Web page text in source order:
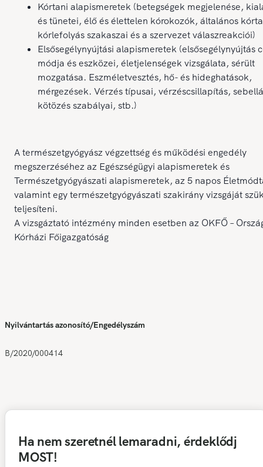
Kórtani alapismeretek (betegségek megjelenése,
és tünetei, élő és élettelen kórokozók, általános
kórlefolyás szakaszai és a szervezet válaszreakciói)
Elsősegélynyújtási alapismeretek (elsősegélynyújtás
módja és eszközei, életjelenségek vizsgálata, sérült
mozgatása. Eszméletvesztés, hő- és hideghatások,
mérgezések. Vérzés típusai, vérzéscsillapítás,
kötözés szabályai, stb.)
A természetgyógyász végzettség és működési engedély
megszerzéséhez az Egészségügyi alapismeretek és
Természetgyógyászati alapismeretek, az 5 napos
valamint egy természetgyógyászati szakirány vizsgáját
teljesíteni.
A vizsgáztató intézmény minden esetben az OKFŐ –
Kórházi Főigazgatóság
Nyilvántartás azonosító/Engedélyszám
B/2020/000414
Ha nem szeretnél lemaradni, érdeklődj
MOST!